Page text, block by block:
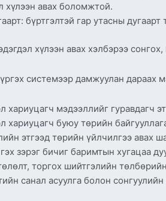
хүлээн авах боломжтой.
бүртгэлтэй гар утасны
хүлээн авах хэлбэрээ
системээр дамжуулан дараах
хариуцагч мэдээллийг гуравдагч
хариуцагч буюу төрийн
этгээд төрийн үйлчилгээ авах
зэрэг бичиг баримтын хугацаа
торгох шийтгэлийн
санал асуулга болон